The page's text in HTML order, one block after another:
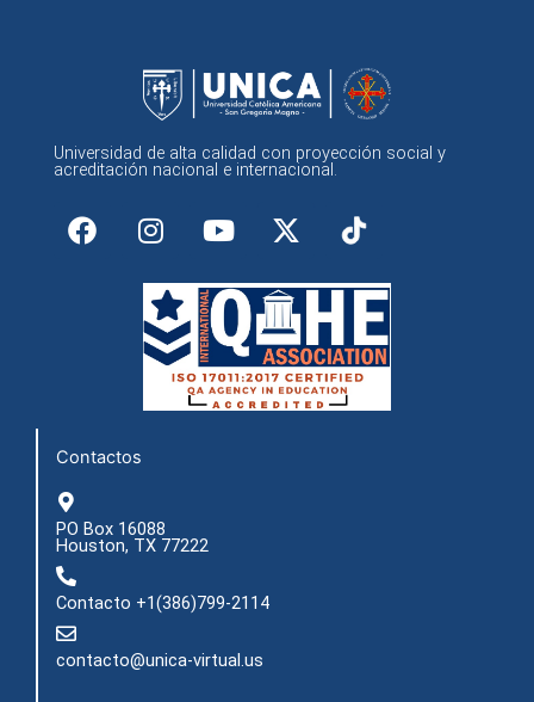
Universidad de alta calidad con proyección social y
acreditación nacional e internacional.
F
a
I
n
t
a
g
a
Y
o
t
u
b
e
X
-
w
i
t
t
e
Contactos
PO Box 16088
Houston, TX 77222
Contacto +1(386)799-2114
contacto@unica-virtual.us